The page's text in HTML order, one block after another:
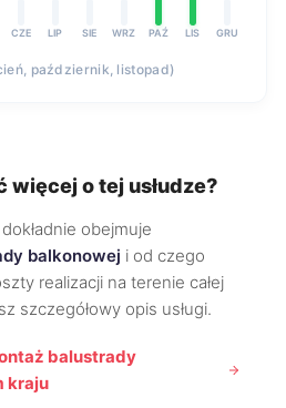
CZE LIP SIE WRZ PAŹ LIS GRU
październik, listopad)
więcej o tej usłudze?
obejmuje
balkonowej i od czego
realizacji na terenie całej
szczegółowy opis usługi.
balustrady
kraju